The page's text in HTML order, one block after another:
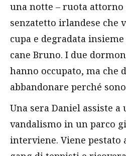
una notte – ruota attorno
senzatetto irlandese che
cupa e degradata
cane Bruno. I due
hanno occupato, ma che
abbandonare perché
Una sera Daniel assiste a
vandalismo in un parco
interviene. Viene pestato